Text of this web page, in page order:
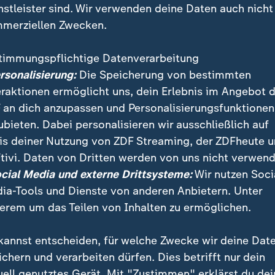
Regen und hohe Temperaturen. Besonders in den
das dazu führen, dass sich die Blaualgen
sind. Wir verwenden deine Daten auch nicht
Zwecken.
Datenverarbeitung
Die Speicherung von bestimmten
ermöglicht uns, dein Erlebnis im Angebot
an dich anzupassen und Personalisierungsfunktionen
Dabei personalisieren wir ausschließlich auf
deiner Nutzung von ZDF Streaming, der ZDFheute
Daten von Dritten werden von uns nicht
Media und externe Drittsysteme:Wir nutzen
Tools und Dienste von anderen Anbietern. Unter
um das Teilen von Inhalten zu ermöglichen.
entscheiden, für welche Zwecke wir deine
und verarbeiten dürfen. Dies betrifft nur dein